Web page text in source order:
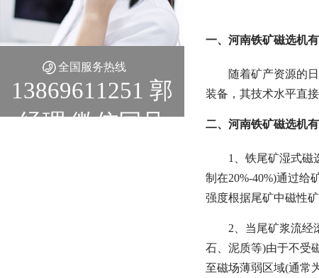
全国服务热线
13869611251 郭
经理 微信同号
一、河南铁矿磁选机
随着矿产资源的
装备，其技术水平直
二、河南铁矿磁选机
1、铁尾矿湿式磁
制在20%-40%)通过给
强度根据尾矿中磁性
2、当尾矿浆流经
石、泥质等)由于不受
至磁场薄弱区域(通常